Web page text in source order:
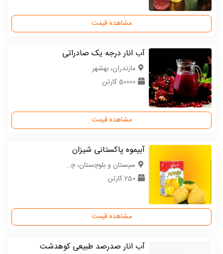
مشاهده قیمت
آب انار درجه یک صادراتی
مازندران، بهشهر
50000 کارتن
مشاهده قیمت
آبیموه پاکستانی شیزان
سیستان و بلوچستان، چابهار
250 کارتن
مشاهده قیمت
آب انار صدرصد طبیعی کوهدشت